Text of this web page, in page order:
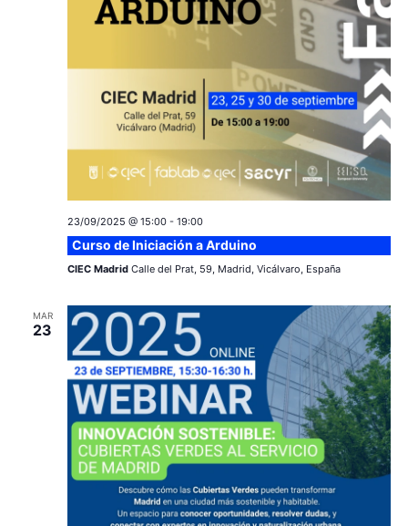
23/09/2025 @ 15:00- 19:00
Curso de Iniciación a Arduino
CIEC Madrid Calle del Prat, 59, Madrid, Vicálvaro, España
MAR
23